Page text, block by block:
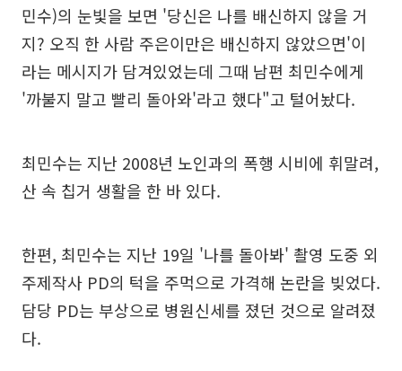
민수)의 눈빛을 보면 '당신은 나를 배신하지 않을 거
지? 오직 한 사람 주은이만은 배신하지 않았으면'이
라는 메시지가 담겨있었는데 그때 남편 최민수에게
'까불지 말고 빨리 돌아와'라고 했다"고 털어놨다.
최민수는 지난 2008년 노인과의 폭행 시비에 휘말려,
산 속 칩거 생활을 한 바 있다.
한편, 최민수는 지난 19일 '나를 돌아봐' 촬영 도중 외
주제작사 PD의 턱을 주먹으로 가격해 논란을 빚었다.
담당 PD는 부상으로 병원신세를 졌던 것으로 알려졌
다.